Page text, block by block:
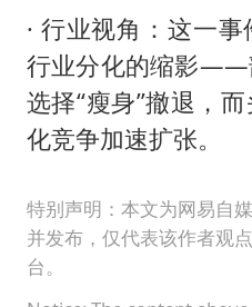
· 行业视角：这一
行业分化的缩影——
选择“瘦身”撤退，
化竞争加速扩张。
特别声明：本文为网易自
并发布，仅代表该作者观
台。